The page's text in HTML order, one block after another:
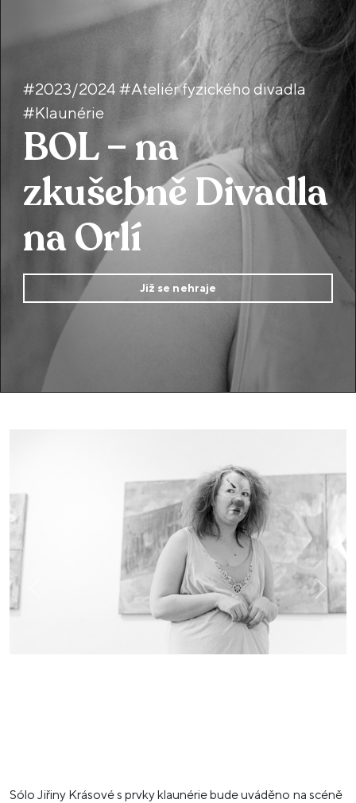
#2023/2024 #Ateliér fyzického divadla
#Klaunérie
BOL – na
zkušebně Divadla
na Orlí
Již se nehraje
Next
Sólo Jiřiny Krásové s prvky klaunérie bude uváděno na scéně